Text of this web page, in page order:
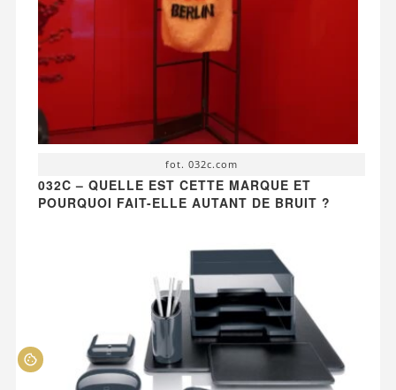
fot. 032c.com
032C – QUELLE EST CETTE MARQUE ET
POURQUOI FAIT-ELLE AUTANT DE BRUIT ?